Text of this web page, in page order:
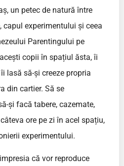
un petec de natură între
capul experimentului și ceea
Parentingului pe
copii în spațiul ăsta, îi
lasă să-și creeze propria
din cartier. Să se
și facă tabere, cazemate,
ore pe zi în acel spațiu,
experimentului.
că vor reproduce